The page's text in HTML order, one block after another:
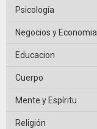
Psicología
Negocios y Economia
Educacion
Cuerpo
Mente y Espíritu
Religión